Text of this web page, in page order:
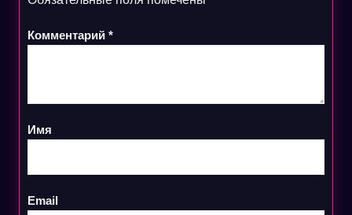
Комментарий *
Имя
Email